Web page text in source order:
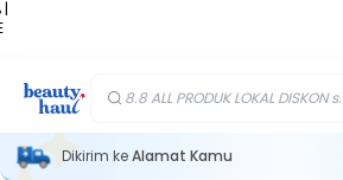
|
8.8 ALL PRODUK LOKAL DISKON
Dikirim keAlamat Kamu